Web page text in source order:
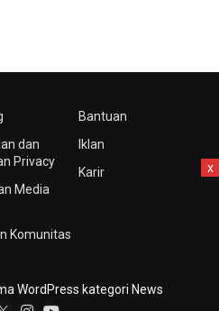
dan
Privacy
Media
Komunitas
Bantuan
Iklan
Karir
WordPress kategori News
x